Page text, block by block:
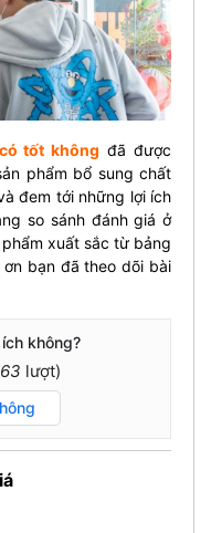
tốt không đã được
phẩm bổ sung chất
đem tới những lợi ích
so sánh đánh giá ở
xuất sắc từ bảng
bạn đã theo dõi bài
không?
lượt)